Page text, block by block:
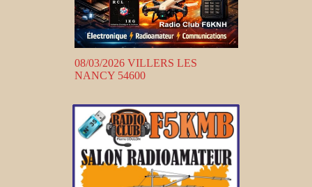
08/03/2026 VILLERS LES
NANCY 54600